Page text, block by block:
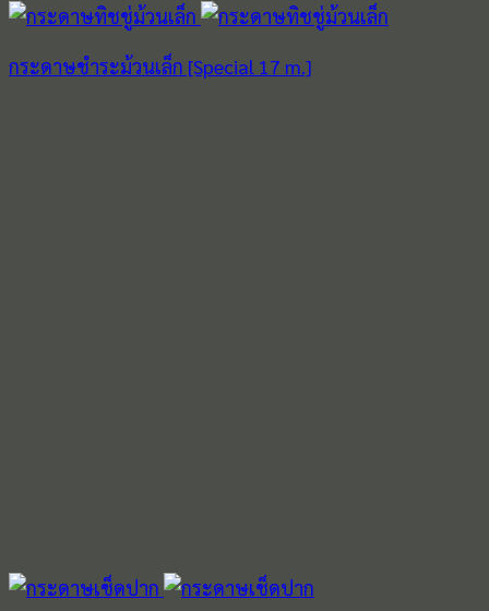
กระดาษชำระม้วนเล็ก [Special 17 m.]